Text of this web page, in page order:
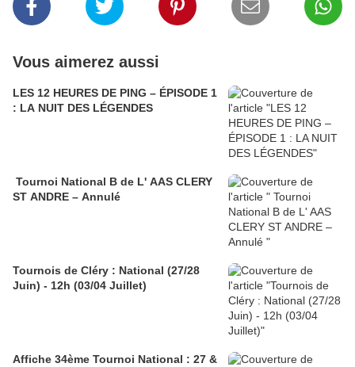
Vous aimerez aussi
LES 12 HEURES DE PING – ÉPISODE 1
: LA NUIT DES LÉGENDES
Tournoi National B de L' AAS CLERY
ST ANDRE – Annulé
Tournois de Cléry : National (27/28
Juin) - 12h (03/04 Juillet)
Affiche 34ème Tournoi National : 27 &